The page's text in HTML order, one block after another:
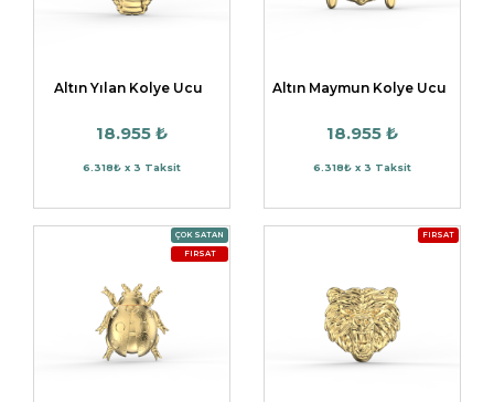
Altın Yılan Kolye Ucu
18.955 ₺
6.318₺ x 3 Taksit
Altın Maymun Kolye Ucu
18.955 ₺
6.318₺ x 3 Taksit
ÇOK SATAN
FIRSAT
FIRSAT